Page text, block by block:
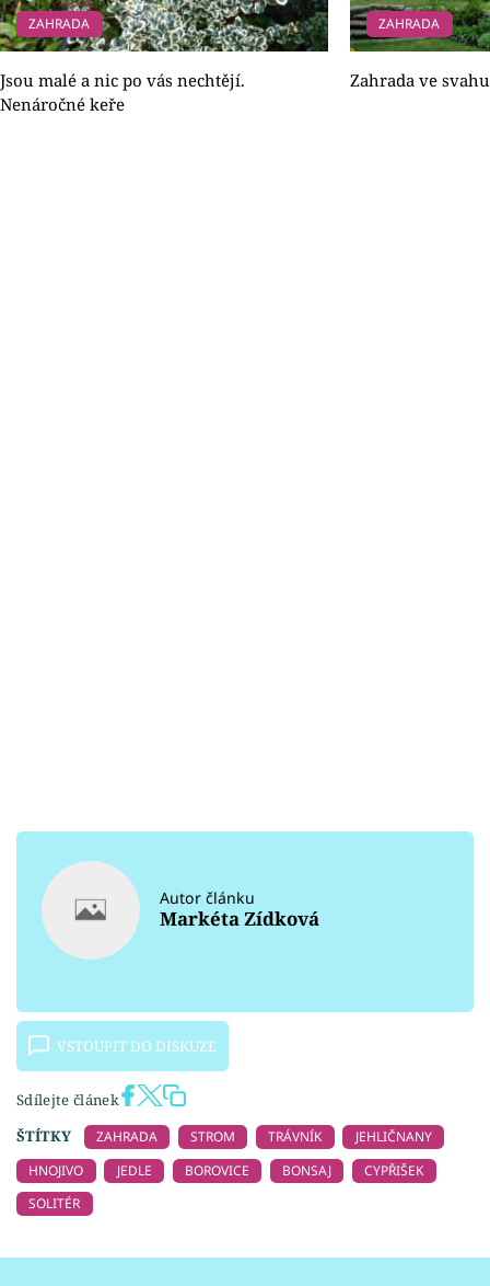
ZAHRADA
Jsou malé a nic po vás nechtějí.
Nenáročné keře
ZAHRADA
Zahrada ve
Autor článku
Markéta Zídková
VSTOUPIT DO DISKUZE
Sdílejte článek
ŠTÍTKY
ZAHRADA STROM TRÁVNÍK
JEHLIČNANY
HNOJIVO
JEDLE BOROVICE BONSAJ
CYPŘIŠEK
SOLITÉR